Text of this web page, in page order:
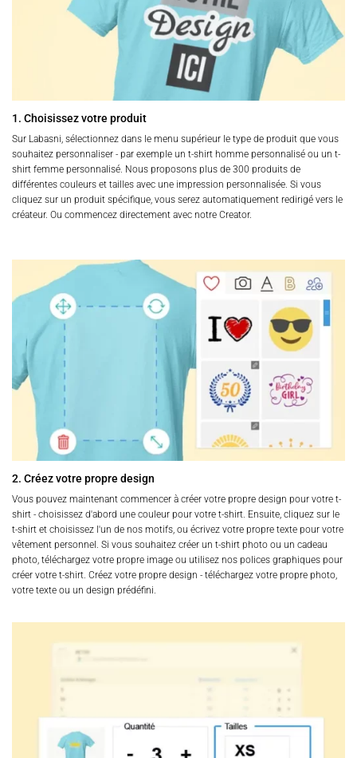
1. Choisissez votre produit
Sur Labasni, sélectionnez dans le menu supérieur le type de produit que vous
souhaitez personnaliser - par exemple un t-shirt homme personnalisé ou un t-
shirt femme personnalisé. Nous proposons plus de 300 produits de
différentes couleurs et tailles avec une impression personnalisée. Si vous
cliquez sur un produit spécifique, vous serez automatiquement redirigé vers le
créateur. Ou commencez directement avec notre Creator.
2. Créez votre propre design
Vous pouvez maintenant commencer à créer votre propre design pour votre t-
shirt - choisissez d'abord une couleur pour votre t-shirt. Ensuite, cliquez sur le
t-shirt et choisissez l'un de nos motifs, ou écrivez votre propre texte pour votre
vêtement personnel. Si vous souhaitez créer un t-shirt photo ou un cadeau
photo, téléchargez votre propre image ou utilisez nos polices graphiques pour
créer votre t-shirt. Créez votre propre design - téléchargez votre propre photo,
votre texte ou un design prédéfini.